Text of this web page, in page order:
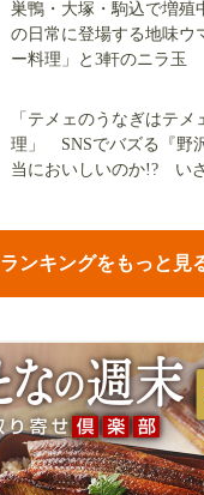
巣鴨・大塚・駒込で増
の日常に登場する地味ウ
ー料理」と3軒のニラ玉
「テメェのうなぎはテメ
理」 SNSでバズる『野
当においしいのか!? い
ランキングをもっと見